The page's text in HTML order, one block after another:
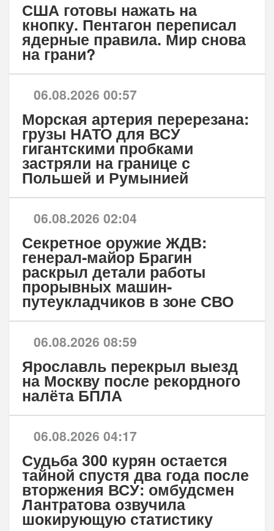
США готовы нажать на
кнопку. Пентагон переписал
ядерные правила. Мир снова
на грани?
06.08.2026 00:57
Морская артерия перерезана:
грузы НАТО для ВСУ
гигантскими пробками
застряли на границе с
Польшей и Румынией
06.08.2026 02:04
Секретное оружие ЖДВ:
генерал-майор Брагин
раскрыл детали работы
прорывных машин-
путеукладчиков в зоне СВО
06.08.2026 08:59
Ярославль перекрыл выезд
на Москву после рекордного
налёта БПЛА
06.08.2026 04:17
Судьба 300 курян остается
тайной спустя два года после
вторжения ВСУ: омбудсмен
Лантратова озвучила
шокирующую статистику